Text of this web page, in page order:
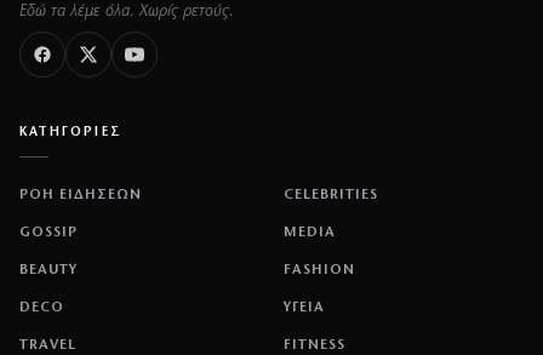
Εδώ τα λέμε όλα. Χωρίς ρετούς.
ΚΑΤΗΓΟΡΙΕΣ
ΡΟΗ ΕΙΔΗΣΕΩΝ CELEBRITIES
GOSSIP MEDIA
BEAUTY FASHION
DECO ΥΓΕΙΑ
TRAVEL FITNESS